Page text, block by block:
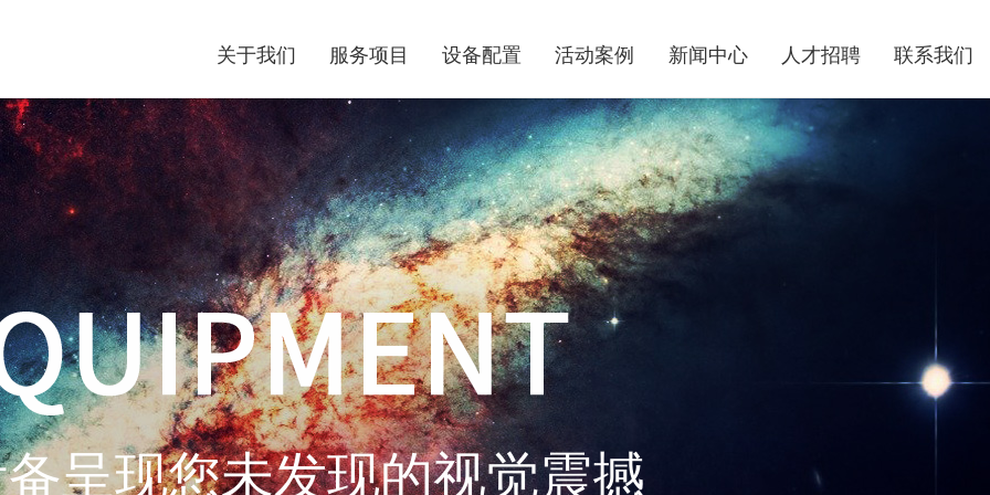
关于我们 服务项目 设备配置 活动案例 新闻中心 人才招聘 联系我们
呈现您未发现的视觉震撼